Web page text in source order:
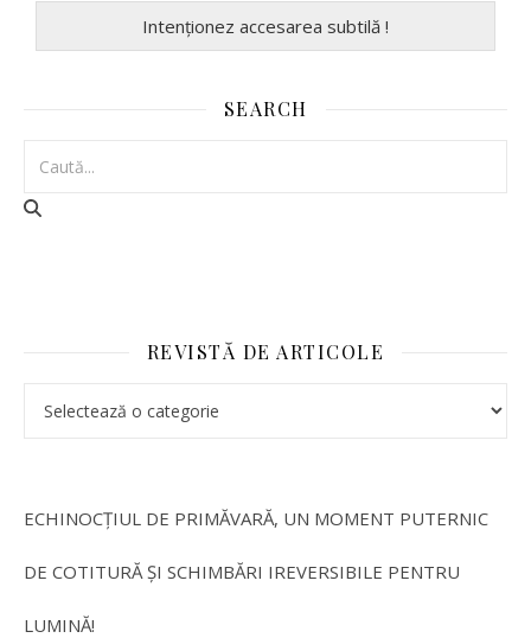
Intenționez accesarea subtilă !
SEARCH
REVISTĂ DE ARTICOLE
ECHINOCȚIUL DE PRIMĂVARĂ, UN MOMENT PUTERNIC
DE COTITURĂ ȘI SCHIMBĂRI IREVERSIBILE PENTRU
LUMINĂ!